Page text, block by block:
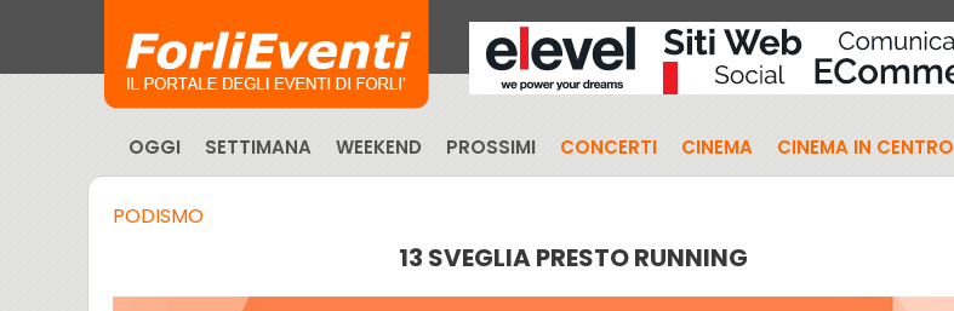
OGGI SETTIMANA WEEKEND PROSSIMI CONCERTI CINEMA CINEMA IN CENTRO
PODISMO
13 SVEGLIA PRESTO RUNNING